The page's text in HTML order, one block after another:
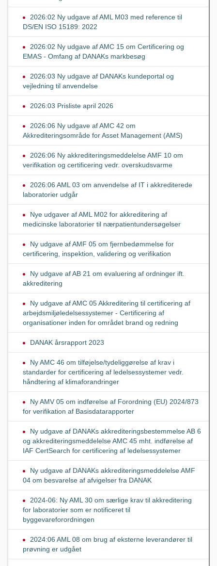
2026:02 Ny udgave af AML M03 med reference til
DS/EN ISO 15189: 2022
2026:02 Ny udgave af AMC 15 om Certificering og
EMAS - Omfang af DANAKs markbesøg
2026:03 Ny udgave af DANAKs kundeportal og
vejledning til anvendelse
2026:03 Prisliste april 2026
2026:06 Ny udgave af AMC 42 om
Akkrediteringsområde for Asset Management (AMS)
2026:06 Ny akkrediteringsmeddelelse AMF 10 om
verifikation og certificering vedr. overskudsvarme
2026:06 AML 03 om anvendelse af IT i akkrediterede
laboratorier udgår
Nye udgaver af AML M02 for akkreditering af
medicinske laboratorier til nærpatientundersøgelser
Ny udgave af AMF 05 om fjernbedømmelse for
certificering, inspektion, validering og verifikation
Ny udgave af AB 21 om evaluering af ordninger ift.
akkreditering
Ny udgave af AMC 05 Akkreditering til certificering af
arbejdsmiljøledelsessystemer - Certificering af
organisationer inden for området brand og redning
DANAK årsrapport 2023
Ny AMC 46 om tilføjelse/tydeliggørelse af krav i
standarder for certificering af ledelsessystemer vedr.
håndtering af klimaforandringer
Ny AMV 05 om indførelse af Forordning (EU) 2024/873
for verifikation af Basisdatarapporter
Ny udgave af DANAKs akkrediteringsbestemmelse AB 6
og akkrediteringsmeddelelse AMC 45 mht. indførelse af
IAF CertSearch for certificering af ledelsessystemer
Ny udgave af DANAKs akkrediteringsmeddelelse AMF
04 om besvarelse af afvigelser fra DANAK
2024-06: Ny AML 30 om særlige krav til akkreditering
for laboratorier som er notificeret til
byggevareforordningen
2024:06 AML 08 om brug af eksterne leverandører til
prøvning er udgået